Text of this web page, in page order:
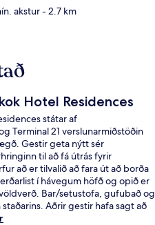
akstur- 2.7 km
Hotel Residences
státar af
Terminal 21 verslunarmiðstöðin
Gestir geta nýtt sér
til að fá útrás fyrir
að er tilvalið að fara út að borða
í hávegum höfð og opið er
Bar/setustofa, gufubað og
Aðrir gestir hafa sagt að
starfsfólk. Gististaðurinn er